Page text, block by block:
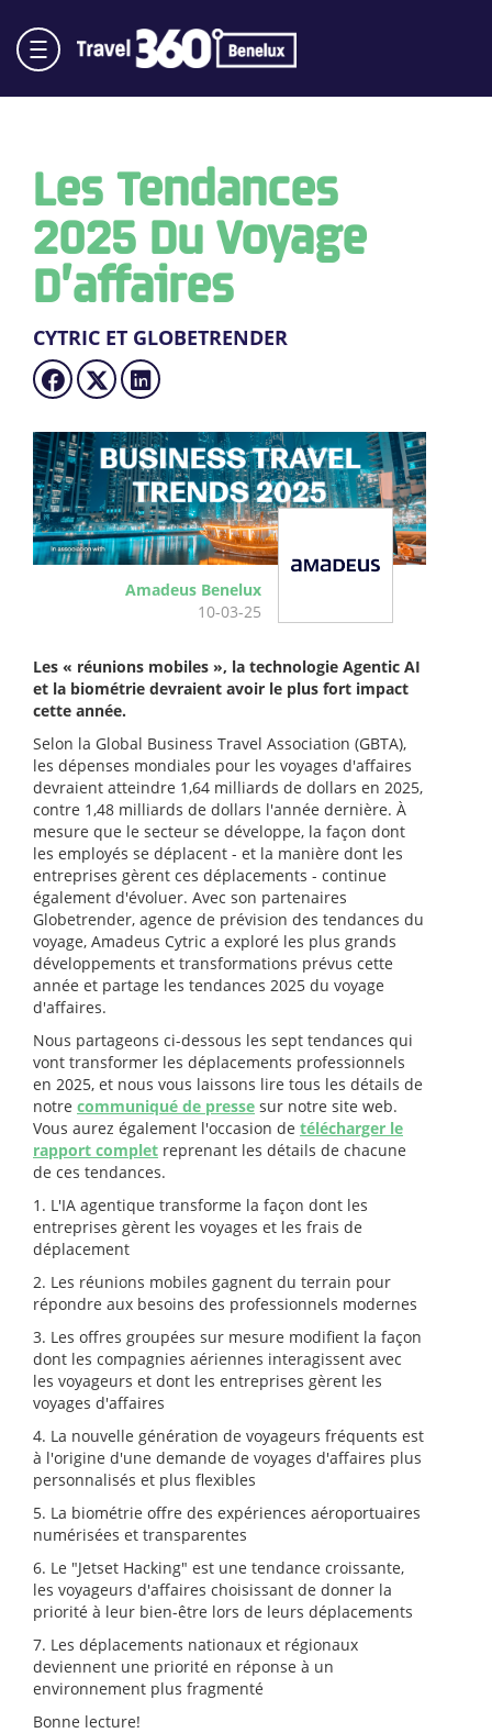
Les Tendances
2025 Du Voyage
D’affaires
CYTRIC ET GLOBETRENDER
Amadeus Benelux
10-03-25
Les « réunions mobiles », la technologie Agentic AI
et la biométrie devraient avoir le plus fort impact
cette année.
Selon la Global Business Travel Association (GBTA),
les dépenses mondiales pour les voyages d'affaires
devraient atteindre 1,64 milliards de dollars en 2025,
contre 1,48 milliards de dollars l'année dernière. À
mesure que le secteur se développe, la façon dont
les employés se déplacent - et la manière dont les
entreprises gèrent ces déplacements - continue
également d'évoluer. Avec son partenaires
Globetrender, agence de prévision des tendances du
voyage, Amadeus Cytric a exploré les plus grands
développements et transformations prévus cette
année et partage les tendances 2025 du voyage
d'affaires.
Nous partageons ci-dessous les sept tendances qui
vont transformer les déplacements professionnels
en 2025, et nous vous laissons lire tous les détails de
notre communiqué de presse sur notre site web.
Vous aurez également l'occasion de télécharger le
rapport complet reprenant les détails de chacune
de ces tendances.
1. L'IA agentique transforme la façon dont les
entreprises gèrent les voyages et les frais de
déplacement
2. Les réunions mobiles gagnent du terrain pour
répondre aux besoins des professionnels modernes
3. Les offres groupées sur mesure modifient la façon
dont les compagnies aériennes interagissent avec
les voyageurs et dont les entreprises gèrent les
voyages d'affaires
4. La nouvelle génération de voyageurs fréquents est
à l'origine d'une demande de voyages d'affaires plus
personnalisés et plus flexibles
5. La biométrie offre des expériences aéroportuaires
numérisées et transparentes
6. Le "Jetset Hacking" est une tendance croissante,
les voyageurs d'affaires choisissant de donner la
priorité à leur bien-être lors de leurs déplacements
7. Les déplacements nationaux et régionaux
deviennent une priorité en réponse à un
environnement plus fragmenté
Bonne lecture!